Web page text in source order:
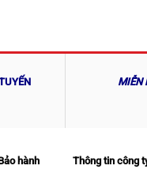
MIỄN
hành Thông tin công